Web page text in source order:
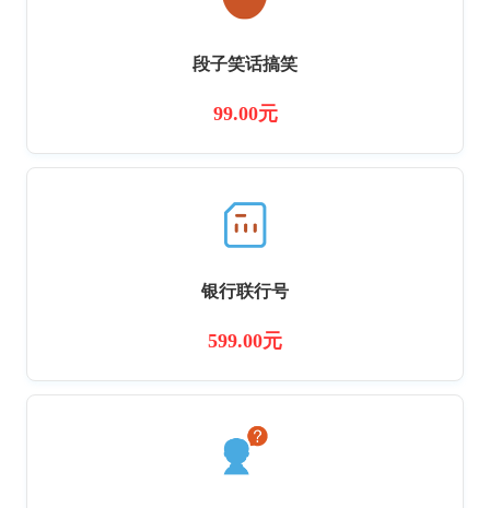
段子笑话搞笑
99.00元
银行联行号
599.00元